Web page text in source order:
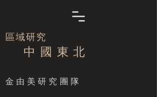
區域研究
中 國 東 北
​金由美研究團隊